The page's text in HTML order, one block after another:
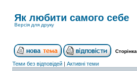
Як любити самого себе
Версія для друку
Сторінка
Теми без відповідей | Активні теми